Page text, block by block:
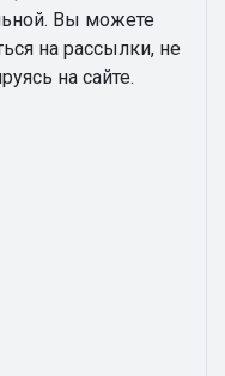
Вы можете
на рассылки, не
на сайте.